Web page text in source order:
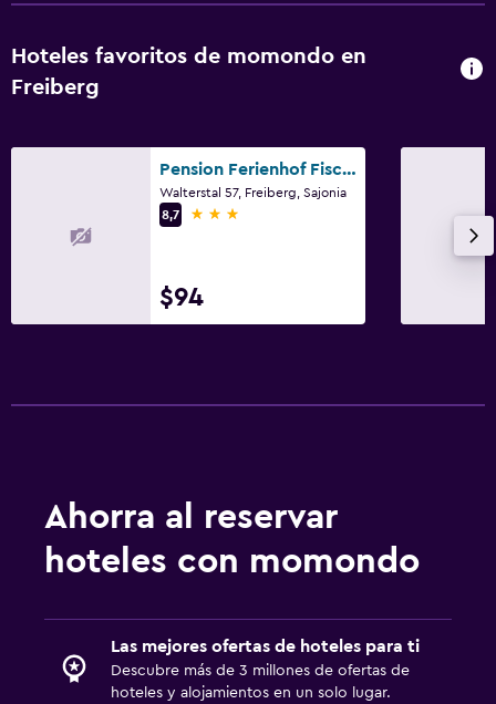
Hoteles favoritos de momondo en
Freiberg
Pension Ferienhof Fischer
Walterstal 57, Freiberg, Sajonia
8,7
3 estrellas
$94
Ahorra al reservar
hoteles con momondo
Las mejores ofertas de hoteles para ti
Descubre más de 3 millones de ofertas de
hoteles y alojamientos en un solo lugar.